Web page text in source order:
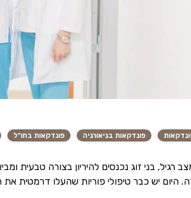
פונדקאות בגיאורגיה פונדקאות בחו"ל
רגיל, בני זוג נכנסים להיריון בצורה טבעית
היום יש כבר טיפולי פוריות שהעלו דרמטית את